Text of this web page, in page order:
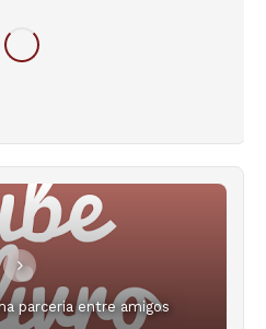
parceria entre amigos